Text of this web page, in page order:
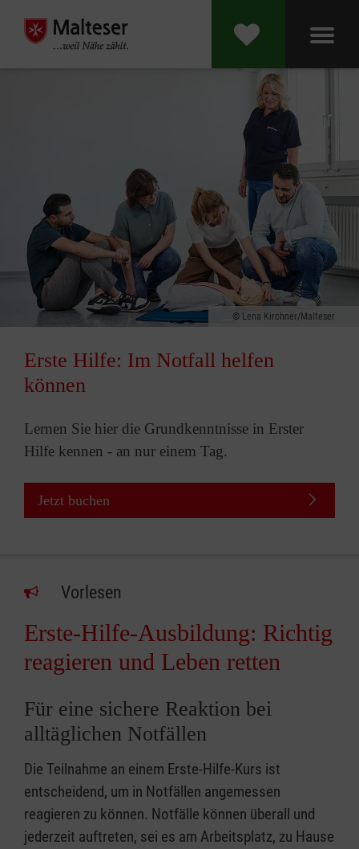
Lena Kirchner/Malteser
Erste Hilfe: Im Notfall helfen
können
Lernen Sie hier die Grundkenntnisse in Erster
Hilfe kennen - an nur einem Tag.
Jetzt buchen
Vorlesen
Erste-Hilfe-Ausbildung: Richtig
reagieren und Leben retten
Für eine sichere Reaktion bei
alltäglichen Notfällen
Die Teilnahme an einem Erste-Hilfe-Kurs ist
entscheidend, um in Notfällen angemessen
reagieren zu können. Notfälle können überall und
jederzeit auftreten, sei es am Arbeitsplatz, zu Hause